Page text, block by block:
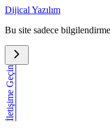
Dijical Yazılım
Bu site sadece
İletişime Geçin